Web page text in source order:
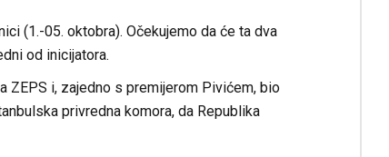
(1.-05. oktobra). Očekujemo da će ta dva
od inicijatora.
ZEPS i, zajedno s premijerom Pivićem, bio
privredna komora, da Republika